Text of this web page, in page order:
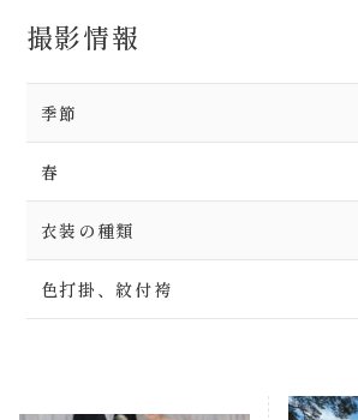
撮影情報
季節
春
衣装の種類
色打掛、紋付袴